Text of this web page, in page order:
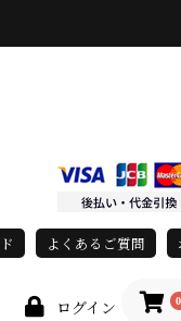
よくあるご質問
ログイン 0